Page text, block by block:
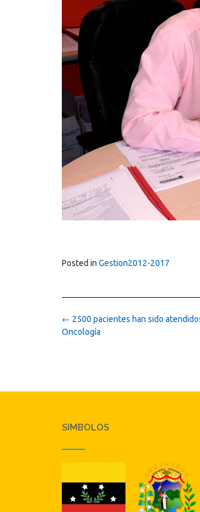
Posted in Gestion2012-2017
Post
navigation
← 2500 pacientes han sido
Oncología
SIMBOLOS